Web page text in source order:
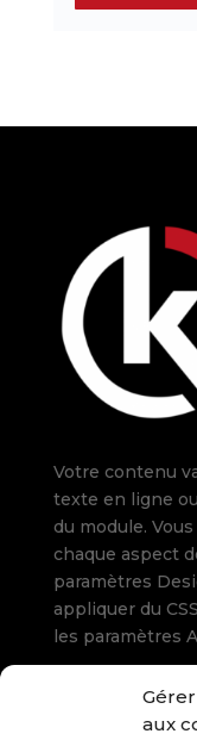
aux
Votre contenu
texte en ligne
du module.
chaque aspect
paramètres
appliquer du
les paramètres